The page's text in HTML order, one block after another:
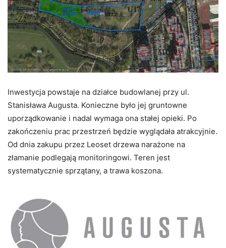
Inwestycja powstaje na działce budowlanej przy ul.
Stanisława Augusta. Konieczne było jej gruntowne
uporządkowanie i nadal wymaga ona stałej opieki. Po
zakończeniu prac przestrzeń będzie wyglądała atrakcyjnie.
Od dnia zakupu przez Leoset drzewa narażone na
złamanie podlegają monitoringowi. Teren jest
systematycznie sprzątany, a trawa koszona.